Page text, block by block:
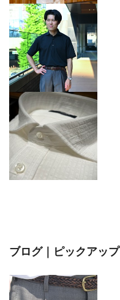
ブログ｜ピックアップ